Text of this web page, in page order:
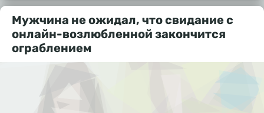
Мужчина не ожидал, что свидание с
онлайн-возлюбленной закончится
ограблением